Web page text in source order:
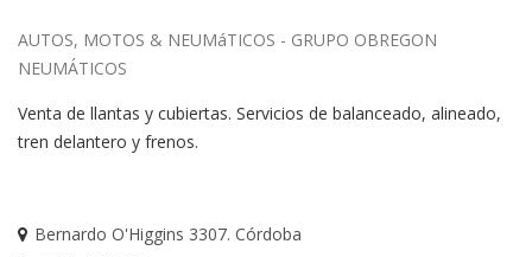
AUTOS, MOTOS & NEUMáTICOS - GRUPO OBREGON
NEUMÁTICOS
Venta de llantas y cubiertas. Servicios de balanceado, alineado,
tren delantero y frenos.
Bernardo O'Higgins 3307. Córdoba